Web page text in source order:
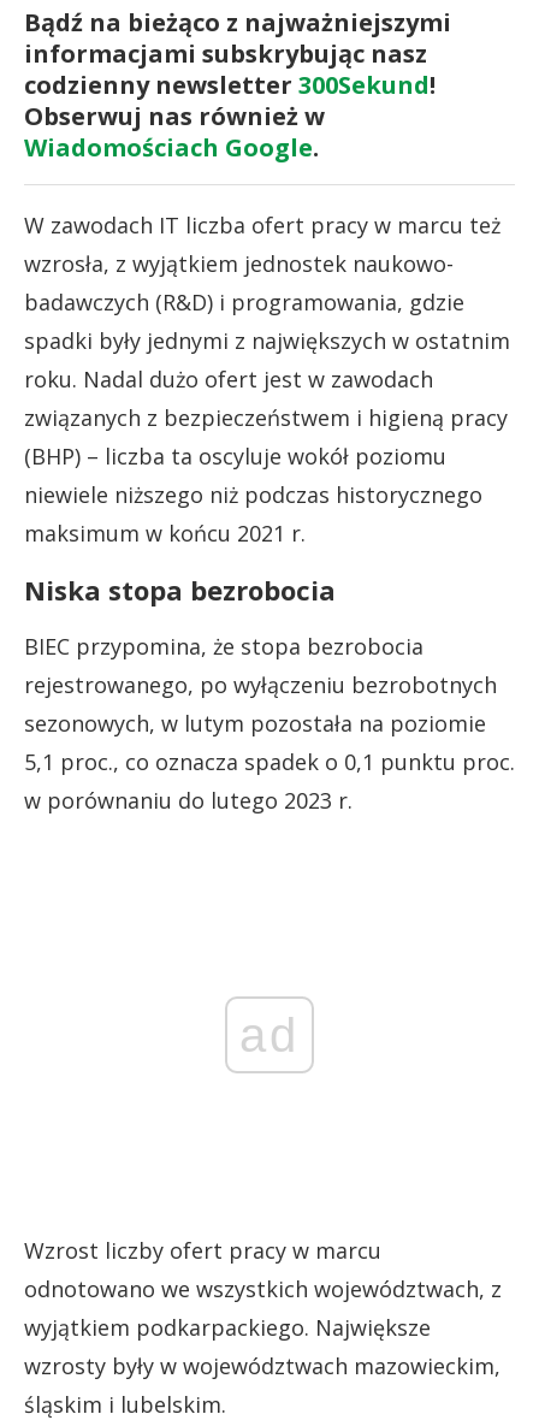
Bądź na bieżąco z najważniejszymi
informacjami subskrybując nasz
codzienny newsletter 300Sekund!
Obserwuj nas również w
Wiadomościach Google.
W zawodach IT liczba ofert pracy w marcu też
wzrosła, z wyjątkiem jednostek naukowo-
badawczych (R&D) i programowania, gdzie
spadki były jednymi z największych w ostatnim
roku. Nadal dużo ofert jest w zawodach
związanych z bezpieczeństwem i higieną pracy
(BHP) – liczba ta oscyluje wokół poziomu
niewiele niższego niż podczas historycznego
maksimum w końcu 2021 r.
Niska stopa bezrobocia
BIEC przypomina, że stopa bezrobocia
rejestrowanego, po wyłączeniu bezrobotnych
sezonowych, w lutym pozostała na poziomie
5,1 proc., co oznacza spadek o 0,1 punktu proc.
w porównaniu do lutego 2023 r.
ad
Wzrost liczby ofert pracy w marcu
odnotowano we wszystkich województwach, z
wyjątkiem podkarpackiego. Największe
wzrosty były w województwach mazowieckim,
śląskim i lubelskim.